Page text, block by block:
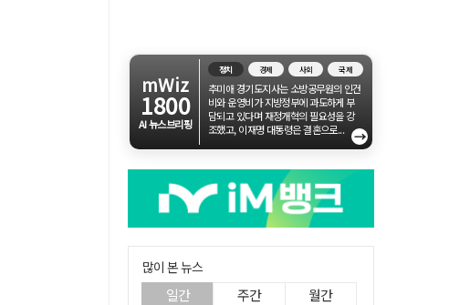
mWiz
1800
AI 뉴스브리핑
정치 경제 사회 국제
추미애 경기도지사는 소방공무원의 인건
비와 운영비가 지방정부에 과도하게 부
담되고 있다며 재정개혁의 필요성을 강
조했고, 이재명 대통령은 결혼으로...
→
많이 본 뉴스
일간 주간 월간